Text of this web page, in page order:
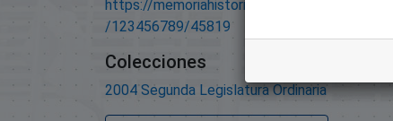
https://memoriahistorica.senadord.gob.do/
/123456789/45819
Colecciones
2004 Segunda Legislatura Ordinaria